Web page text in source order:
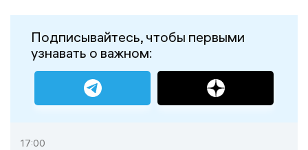
Подписывайтесь, чтобы первыми
узнавать о важном:
17:00